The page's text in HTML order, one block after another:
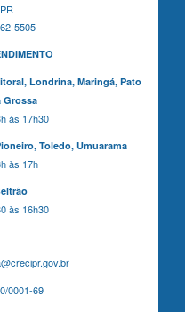
5505
Londrina, Maringá,Pato
Grossa
às 17h30
Toledo, Umuarama
às 17h
às 16h30
0001-69